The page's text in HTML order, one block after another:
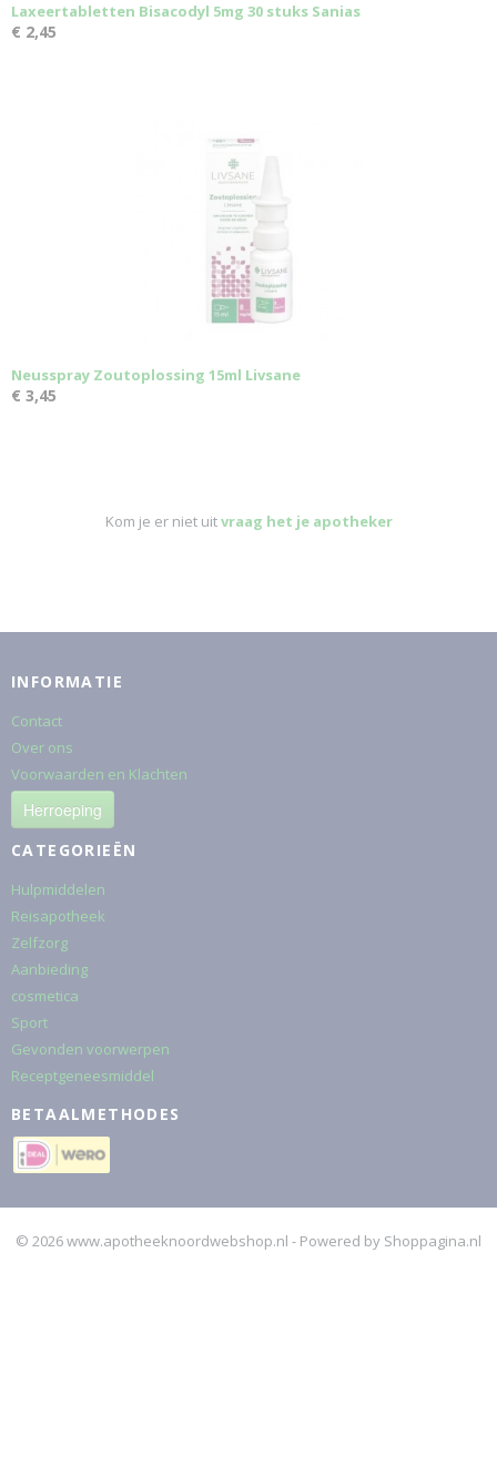
Laxeertabletten Bisacodyl 5mg 30 stuks Sanias
€ 2,45
Neusspray Zoutoplossing 15ml Livsane
€ 3,45
Kom je er niet uitvraag het je apotheker
INFORMATIE
Contact
Over ons
Voorwaarden en Klachten
Herroeping
CATEGORIEËN
Hulpmiddelen
Reisapotheek
Zelfzorg
Aanbieding
cosmetica
Sport
Gevonden voorwerpen
Receptgeneesmiddel
BETAALMETHODES
© 2026 www.apotheeknoordwebshop.nl - Powered by Shoppagina.nl